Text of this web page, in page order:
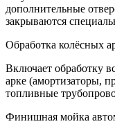
дополнительные
закрываются
Обработка колёсных
Включает обработку
арке (амортизаторы,
топливные
Финишная мойка